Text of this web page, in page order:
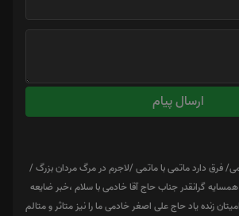
ارسال پیام
فرق دارد ماتمی با ماتمی /لاجرم در مرگ مردان بزرگ /
گرانقدر جناب حاج آقا خادمی با سلام ،خبر ضایعه
زنده یاد حاج علی اصغر خادمی ما را نیز متاثر و متالم